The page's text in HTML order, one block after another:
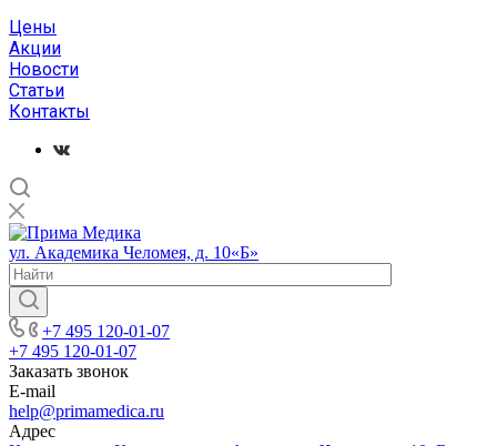
Цены
Акции
Новости
Статьи
Контакты
ул. Академика Челомея, д. 10«Б»
+7 495 120-01-07
+7 495 120-01-07
Заказать звонок
E-mail
help@primamedica.ru
Адрес